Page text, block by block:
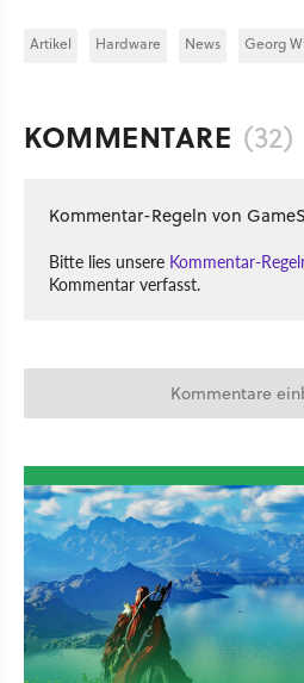
Artikel Hardware News Georg
KOMMENTARE (32)
Kommentar-Regeln von
Bitte lies unsere Kommentar-
Kommentar verfasst.
Kommentare